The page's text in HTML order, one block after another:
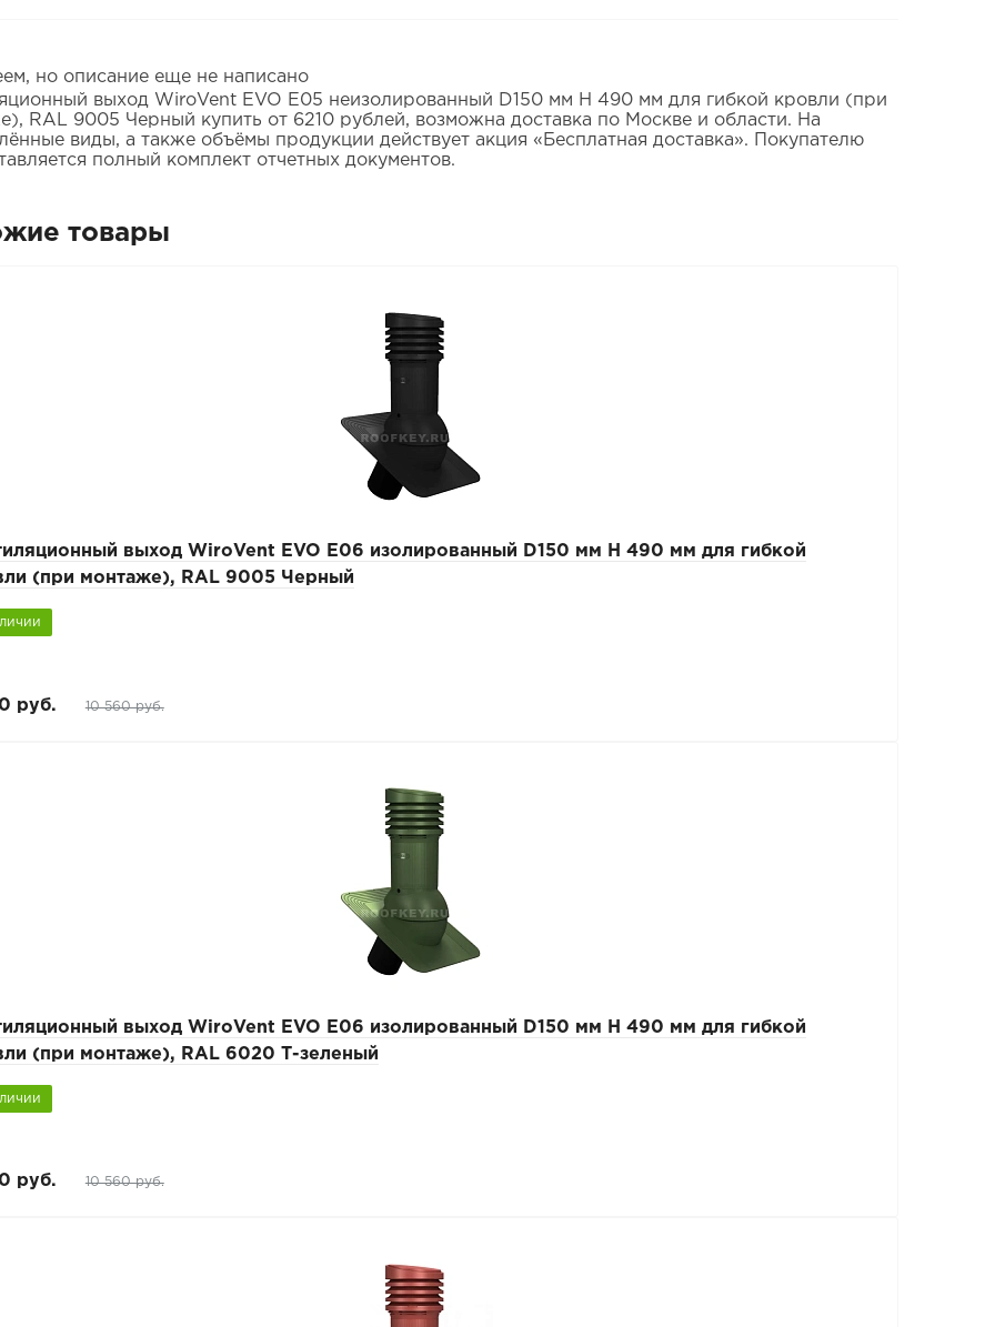
но описание еще не написано
выход WiroVent EVO E05 неизолированный D150 мм Н 490 мм для гибкой кровли (при
RAL 9005 Черный купить от 6210 рублей, возможна доставка по Москве и области. На
виды, а также объёмы продукции действует акция «Бесплатная доставка». Покупателю
полный комплект отчетных документов.
товары
выход WiroVent EVO E06 изолированный D150 мм Н 490 мм для гибкой
(при монтаже), RAL 9005 Черный
руб. 10 560 руб.
выход WiroVent EVO E06 изолированный D150 мм Н 490 мм для гибкой
(при монтаже), RAL 6020 Т-зеленый
руб. 10 560 руб.